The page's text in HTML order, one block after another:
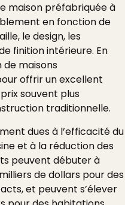
maison préfabriquée à
en fonction de
le design, les
finition intérieure. En
maisons
offrir un excellent
souvent plus
traditionnelle.
dues à l’efficacité du
et à la réduction des
peuvent débuter à
de dollars pour des
et peuvent s’élever